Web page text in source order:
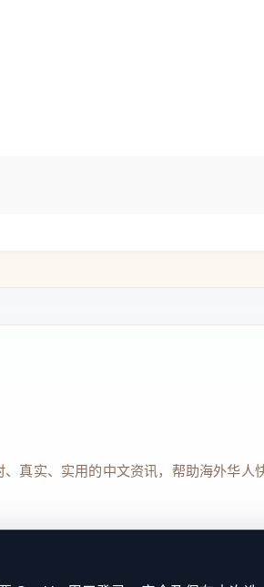
真实、实用的中文资讯，帮助海外华人